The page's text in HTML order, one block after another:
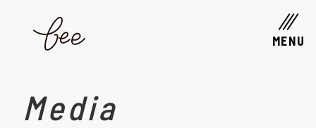
MENU
Media